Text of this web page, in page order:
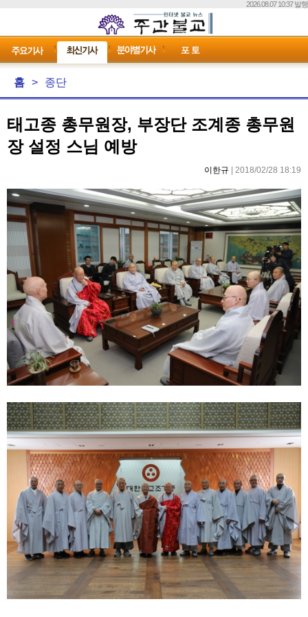
2026.08.07 10:37 발행
홈 > 종단
태고종 총무원장, 부장단 조계종 총무원
장 설정 스님 예방
이한규 | 2018/02/28 18:19